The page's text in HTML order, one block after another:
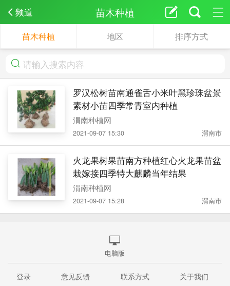
频道 苗木种植
苗木种植 地区 排序方式
罗汉松树苗南通雀舌小米叶黑珍珠盆景
素材小苗四季常青室内种植
渭南种植网
2021-09-07 15:30 渭南市
火龙果树果苗南方种植红心火龙果苗盆
栽嫁接四季特大麒麟当年结果
渭南种植网
2021-09-07 15:28 渭南市
电脑版
登录 意见反馈 联系方式
关于我们